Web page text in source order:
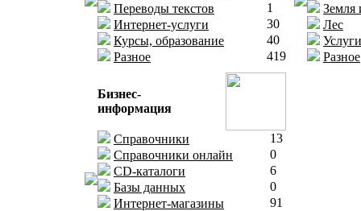
Переводы текстов
1
Интернет-услуги
30
Курсы, образование
40
Разное
419
Земля
Лес
Разное
Бизнес-
информация
Справочники
13
Справочники онлайн
0
CD-каталоги
6
Базы данных
0
Интернет-магазины
91